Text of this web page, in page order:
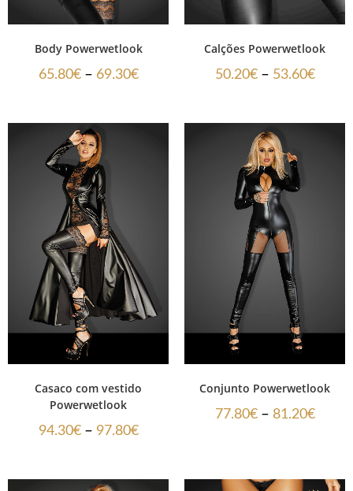
Body Powerwetlook
65.80€ – 69.30€
Calções Powerwetlook
50.20€ – 53.60€
Casaco com vestido
Powerwetlook
94.30€ – 97.80€
Conjunto Powerwetlook
77.80€ – 81.20€